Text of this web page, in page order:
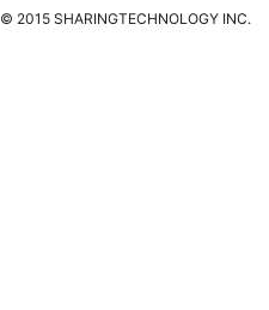
© 2015 SHARINGTECHNOLOGY INC.